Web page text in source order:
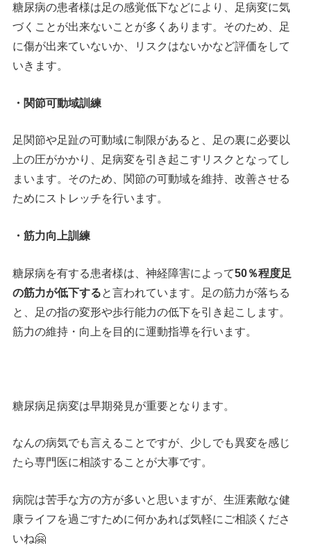
糖尿病の患者様は足の感覚低下などにより、足病変に気
づくことが出来ないことが多くあります。そのため、足
に傷が出来ていないか、リスクはないかなど評価をして
いきます。
・関節可動域訓練
足関節や足趾の可動域に制限があると、足の裏に必要以
上の圧がかかり、足病変を引き起こすリスクとなってし
まいます。そのため、関節の可動域を維持、改善させる
ためにストレッチを行います。
・筋力向上訓練
糖尿病を有する患者様は、神経障害によって50％程度足
の筋力が低下すると言われています。足の筋力が落ちる
と、足の指の変形や歩行能力の低下を引き起こします。
筋力の維持・向上を目的に運動指導を行います。
糖尿病足病変は早期発見が重要となります。
なんの病気でも言えることですが、少しでも異変を感じ
たら専門医に相談することが大事です。
病院は苦手な方の方が多いと思いますが、生涯素敵な健
康ライフを過ごすために何かあれば気軽にご相談くださ
いね🤗